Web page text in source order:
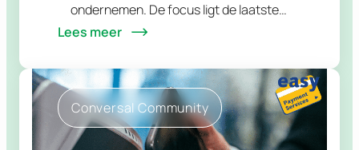
ondernemen. De focus ligt de laatste
maanden op de huidige Covid-19
hoe Vlaamse ondernemers omgaan
met het nieuwe normaal. Deze…
Lees meer
Conversal Community